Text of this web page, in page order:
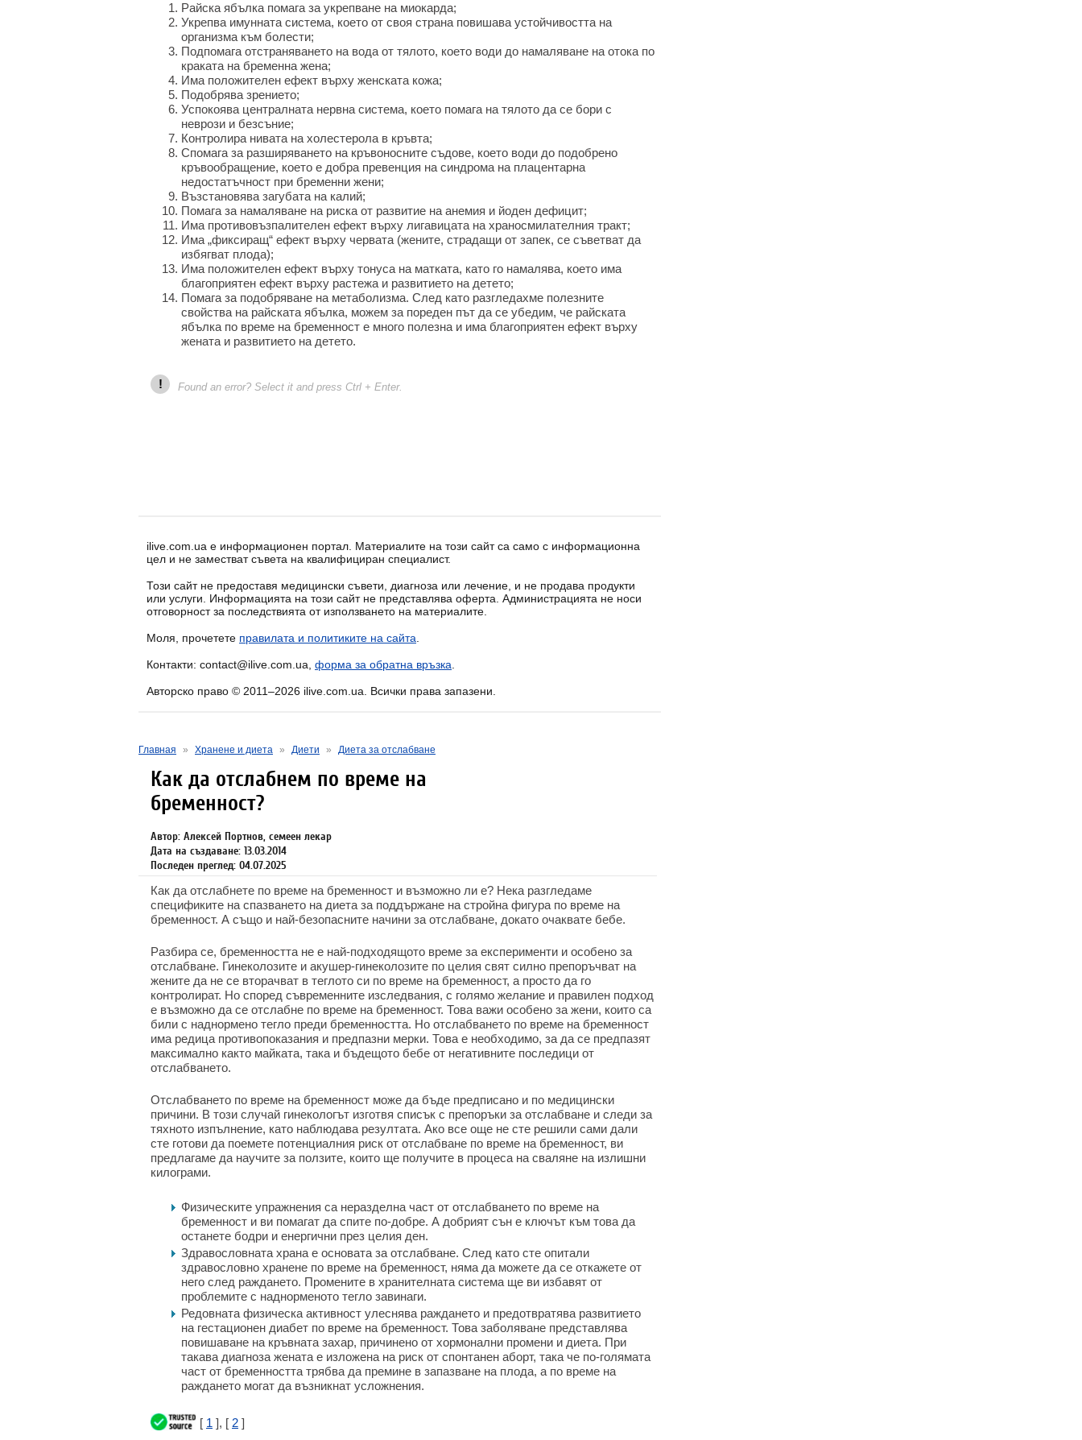
Райска ябълка помага за укрепване на миокарда;
Укрепва имунната система, което от своя страна повишава устойчивостта на
организма към болести;
Подпомага отстраняването на вода от тялото, което води до намаляване на отока по
краката на бременна жена;
Има положителен ефект върху женската кожа;
Подобрява зрението;
Успокоява централната нервна система, което помага на тялото да се бори с
неврози и безсъние;
Контролира нивата на холестерола в кръвта;
Спомага за разширяването на кръвоносните съдове, което води до подобрено
кръвообращение, което е добра превенция на синдрома на плацентарна
недостатъчност при бременни жени;
Възстановява загубата на калий;
Помага за намаляване на риска от развитие на анемия и йоден дефицит;
Има противовъзпалителен ефект върху лигавицата на храносмилателния тракт;
Има „фиксиращ“ ефект върху червата (жените, страдащи от запек, се съветват да
избягват плода);
Има положителен ефект върху тонуса на матката, като го намалява, което има
благоприятен ефект върху растежа и развитието на детето;
Помага за подобряване на метаболизма. След като разгледахме полезните
свойства на райската ябълка, можем за пореден път да се убедим, че райската
ябълка по време на бременност е много полезна и има благоприятен ефект върху
жената и развитието на детето.
! Found an error? Select it and press Ctrl + Enter.
ilive.com.ua е информационен портал. Материалите на този сайт са само с информационна
цел и не заместват съвета на квалифициран специалист.
Този сайт не предоставя медицински съвети, диагноза или лечение, и не продава продукти
или услуги. Информацията на този сайт не представлява оферта. Администрацията не носи
отговорност за последствията от използването на материалите.
Моля, прочетете правилата и политиките на сайта
Контакти: contact@ilive.com.ua, форма за обратна връзка
Авторско право © 2011–2026 ilive.com.ua. Всички права запазени.
Главная » Хранене и диета » Диети » Диета за отслабване
Как да отслабнем по време на
бременност?
Автор: Алексей Портнов, семеен лекар
Дата на създаване: 13.03.2014
Последен преглед: 04.07.2025
Как да отслабнете по време на бременност и възможно ли е? Нека разгледаме
спецификите на спазването на диета за поддържане на стройна фигура по време на
бременност. А също и най-безопасните начини за отслабване, докато очаквате бебе.
Разбира се, бременността не е най-подходящото време за експерименти и особено за
отслабване. Гинеколозите и акушер-гинеколозите по целия свят силно препоръчват на
жените да не се вторачват в теглото си по време на бременност, а просто да го
контролират. Но според съвременните изследвания, с голямо желание и правилен подход
е възможно да се отслабне по време на бременност. Това важи особено за жени, които са
били с наднормено тегло преди бременността. Но отслабването по време на бременност
има редица противопоказания и предпазни мерки. Това е необходимо, за да се предпазят
максимално както майката, така и бъдещото бебе от негативните последици от
отслабването.
Отслабването по време на бременност може да бъде предписано и по медицински
причини. В този случай гинекологът изготвя списък с препоръки за отслабване и следи за
тяхното изпълнение, като наблюдава резултата. Ако все още не сте решили сами дали
сте готови да поемете потенциалния риск от отслабване по време на бременност, ви
предлагаме да научите за ползите, които ще получите в процеса на сваляне на излишни
килограми.
Физическите упражнения са неразделна част от отслабването по време на
бременност и ви помагат да спите по-добре. А добрият сън е ключът към това да
останете бодри и енергични през целия ден.
Здравословната храна е основата за отслабване. След като сте опитали
здравословно хранене по време на бременност, няма да можете да се откажете от
него след раждането. Промените в хранителната система ще ви избавят от
проблемите с наднорменото тегло завинаги.
Редовната физическа активност улеснява раждането и предотвратява развитието
на гестационен диабет по време на бременност. Това заболяване представлява
повишаване на кръвната захар, причинено от хормонални промени и диета. При
такава диагноза жената е изложена на риск от спонтанен аборт, така че по-голямата
част от бременността трябва да премине в запазване на плода, а по време на
раждането могат да възникнат усложнения.
[ 1 ], [ 2 ]